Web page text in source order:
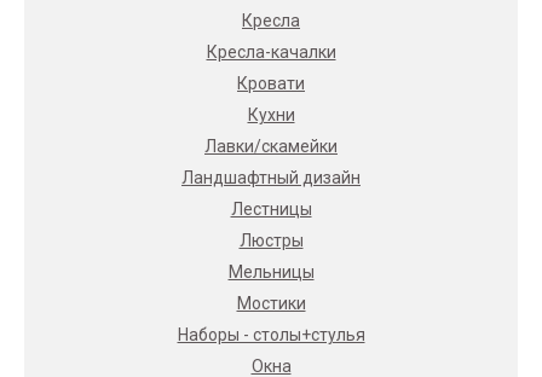
Кресла
Кресла-качалки
Кровати
Кухни
Лавки/скамейки
Ландшафтный дизайн
Лестницы
Люстры
Мельницы
Мостики
Наборы - столы+стулья
Окна